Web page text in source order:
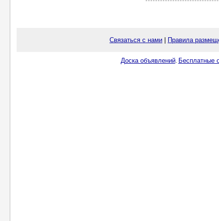
Связаться с нами Правила
Доска объявлений. Бесплатные